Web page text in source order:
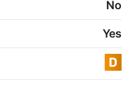
No
Yes